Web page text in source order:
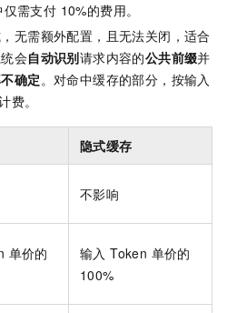
需支付 10%的费用。
无需额外配置，且无法关闭，适合
会自动识别请求内容的公共前缀并
确定。对命中缓存的部分，按输入
费。
隐式缓存
不影响
单价的
输入 Token 单价的
100%